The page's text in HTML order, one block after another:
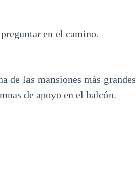
en el camino.
de las mansiones más grandes
de apoyo en el balcón.